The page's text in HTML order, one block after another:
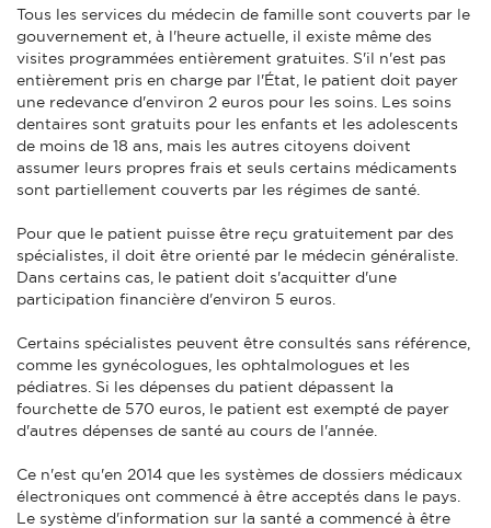
Tous les services du médecin de famille sont couverts par le
gouvernement et, à l'heure actuelle, il existe même des
visites programmées entièrement gratuites. S'il n'est pas
entièrement pris en charge par l'État, le patient doit payer
une redevance d'environ 2 euros pour les soins. Les soins
dentaires sont gratuits pour les enfants et les adolescents
de moins de 18 ans, mais les autres citoyens doivent
assumer leurs propres frais et seuls certains médicaments
sont partiellement couverts par les régimes de santé.
Pour que le patient puisse être reçu gratuitement par des
spécialistes, il doit être orienté par le médecin généraliste.
Dans certains cas, le patient doit s'acquitter d'une
participation financière d'environ 5 euros.
Certains spécialistes peuvent être consultés sans référence,
comme les gynécologues, les ophtalmologues et les
pédiatres. Si les dépenses du patient dépassent la
fourchette de 570 euros, le patient est exempté de payer
d'autres dépenses de santé au cours de l'année.
Ce n'est qu'en 2014 que les systèmes de dossiers médicaux
électroniques ont commencé à être acceptés dans le pays.
Le système d'information sur la santé a commencé à être